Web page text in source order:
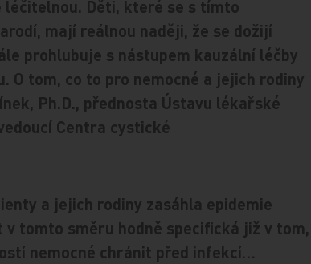
Děti, které se s tímto
mají reálnou naději, že se dožijí
prohlubuje s nástupem kauzální léčby
O tom, co to pro nemocné a jejich rodiny
Ph.D., přednosta Ústavu lékařské
Centra cystické
a jejich rodiny zasáhla epidemie
v tomto směru hodně specifická již v tom,
nemocné chránit před infekcí…